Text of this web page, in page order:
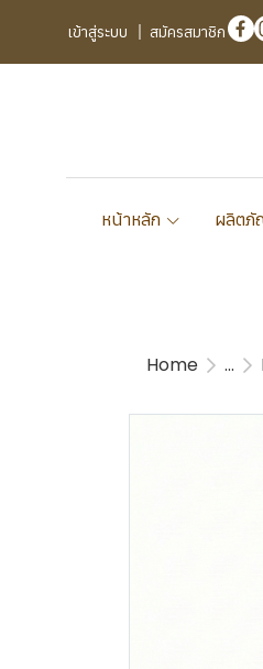
เข้าสู่ระบบ สมัครสมาชิก
หน้าหลัก ผลิตภั
Home ...